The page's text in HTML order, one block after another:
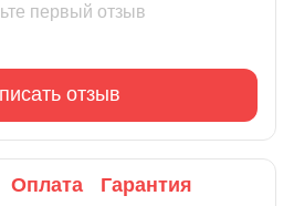
первый отзыв
отзыв
Оплата Гарантия